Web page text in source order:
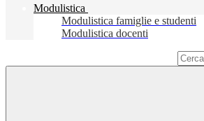
Modulistica
Modulistica famiglie e studenti
Modulistica docenti